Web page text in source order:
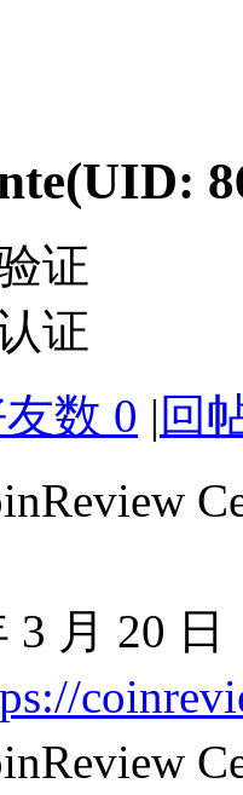
(UID:
证
证
数 0 | 回
3 月 20 日